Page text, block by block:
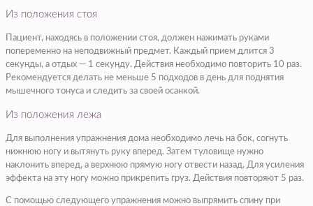
Из положения стоя
Пациент, находясь в положении стоя, должен нажимать руками
попеременно на неподвижный предмет. Каждый прием длится 3
секунды, а отдых — 1 секунду. Действия необходимо повторить 10 раз.
Рекомендуется делать не меньше 5 подходов в день для поднятия
мышечного тонуса и следить за своей осанкой.
Из положения лежа
Для выполнения упражнения дома необходимо лечь на бок, согнуть
нижнюю ногу и вытянуть руку вперед. Затем туловище нужно
наклонить вперед, а верхнюю прямую ногу отвести назад. Для усиления
эффекта на эту ногу можно прикрепить груз. Действия повторяют 5 раз.
С помощью следующего упражнения можно выпрямить спину при